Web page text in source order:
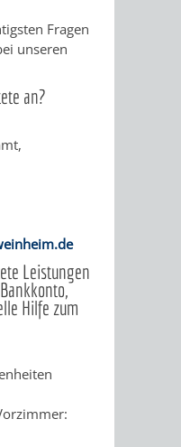
„WOINEM
WINDECKPLATZ
Fragen
unseren
an?
Leistungen
Hilfe zum